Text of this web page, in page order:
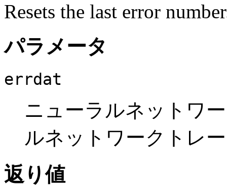
Resets the last error
パラメータ
errdat
ニューラルネットワ
ルネットワークトレ
返り値